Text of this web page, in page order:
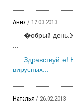
Анна / 12.03.2013
�обрый день.У
...
вирусных...
Наталья / 26.02.2013